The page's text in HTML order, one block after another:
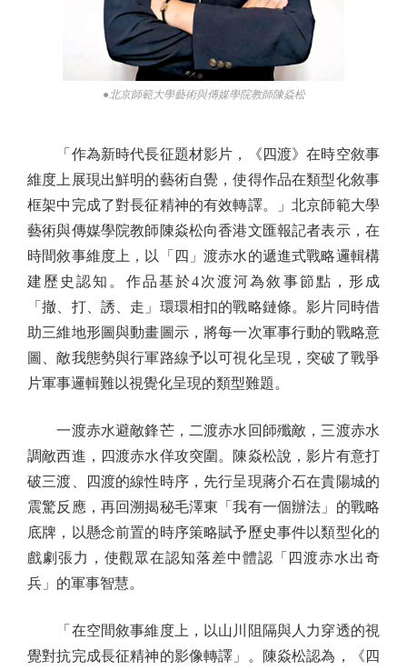
●北京師範大學藝術與傳媒學院教師陳焱松
「作為新時代長征題材影片，《四渡》在時空敘事
維度上展現出鮮明的藝術自覺，使得作品在類型化敘事
框架中完成了對長征精神的有效轉譯。」北京師範大學
藝術與傳媒學院教師陳焱松向香港文匯報記者表示，在
時間敘事維度上，以「四」渡赤水的遞進式戰略邏輯構
建歷史認知。作品基於4次渡河為敘事節點，形成
「撤、打、誘、走」環環相扣的戰略鏈條。影片同時借
助三維地形圖與動畫圖示，將每一次軍事行動的戰略意
圖、敵我態勢與行軍路線予以可視化呈現，突破了戰爭
片軍事邏輯難以視覺化呈現的類型難題。
一渡赤水避敵鋒芒，二渡赤水回師殲敵，三渡赤水
調敵西進，四渡赤水佯攻突圍。陳焱松說，影片有意打
破三渡、四渡的線性時序，先行呈現蔣介石在貴陽城的
震驚反應，再回溯揭秘毛澤東「我有一個辦法」的戰略
底牌，以懸念前置的時序策略賦予歷史事件以類型化的
戲劇張力，使觀眾在認知落差中體認「四渡赤水出奇
兵」的軍事智慧。
「在空間敘事維度上，以山川阻隔與人力穿透的視
覺對抗完成長征精神的影像轉譯」。陳焱松認為，《四